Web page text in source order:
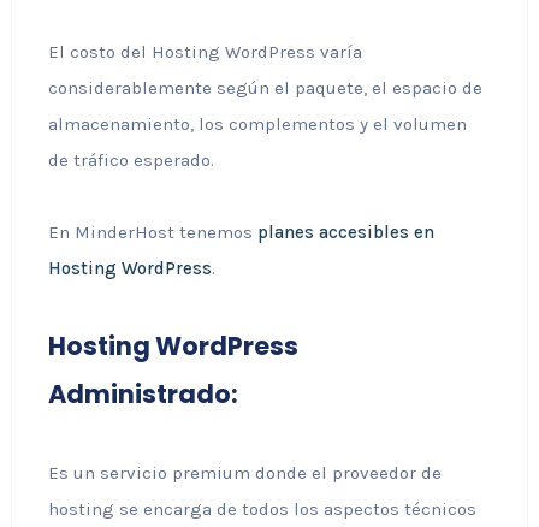
El costo del Hosting WordPress varía
considerablemente según el paquete, el espacio de
almacenamiento, los complementos y el volumen
de tráfico esperado.
En MinderHost tenemos planes accesibles en
Hosting WordPress.
Hosting WordPress
Administrado:
Es un servicio premium donde el proveedor de
hosting se encarga de todos los aspectos técnicos